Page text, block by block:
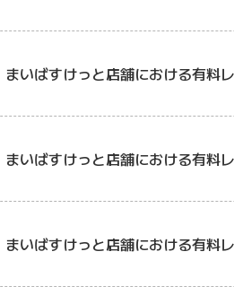
まいばすけっと店舗における有料
まいばすけっと店舗における有料
まいばすけっと店舗における有料